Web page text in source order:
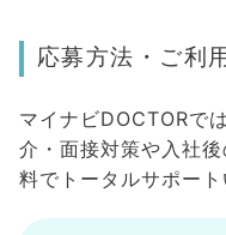
応募方法・ご利
マイナビDOCTORで
介・面接対策や入社
料でトータルサポート